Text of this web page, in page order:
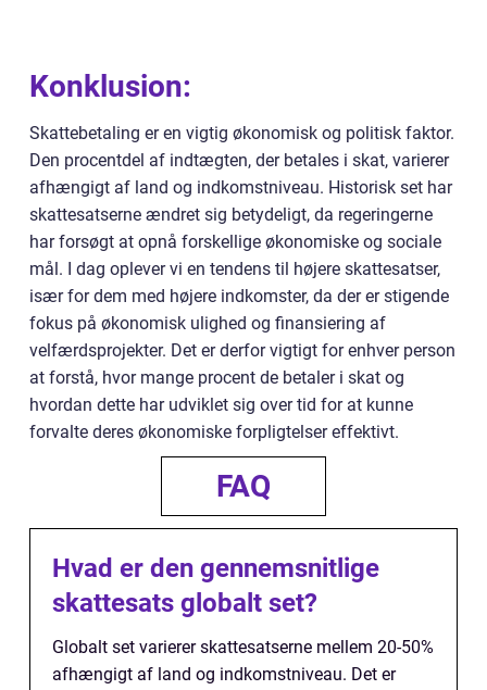
Konklusion:
Skattebetaling er en vigtig økonomisk og politisk faktor.
Den procentdel af indtægten, der betales i skat, varierer
afhængigt af land og indkomstniveau. Historisk set har
skattesatserne ændret sig betydeligt, da regeringerne
har forsøgt at opnå forskellige økonomiske og sociale
mål. I dag oplever vi en tendens til højere skattesatser,
især for dem med højere indkomster, da der er stigende
fokus på økonomisk ulighed og finansiering af
velfærdsprojekter. Det er derfor vigtigt for enhver person
at forstå, hvor mange procent de betaler i skat og
hvordan dette har udviklet sig over tid for at kunne
forvalte deres økonomiske forpligtelser effektivt.
FAQ
Hvad er den gennemsnitlige
skattesats globalt set?
Globalt set varierer skattesatserne mellem 20-50%
afhængigt af land og indkomstniveau. Det er